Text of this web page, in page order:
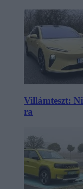
Villámteszt:
ra